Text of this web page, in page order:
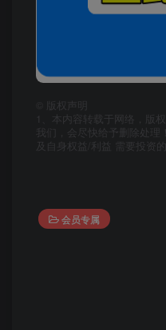
版权声明
1、本内容转载于网络，版
我们，会尽快给予删除处
及自身权益/利益 需要投资
会员专属